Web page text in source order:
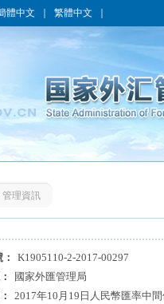
體中文 繁體中文
管理資訊
K1905110-2-2017-00297
國家外匯管理局
2017年10月19日人民幣匯率中